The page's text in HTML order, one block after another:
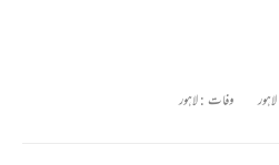
لاہور وفات :لاہور